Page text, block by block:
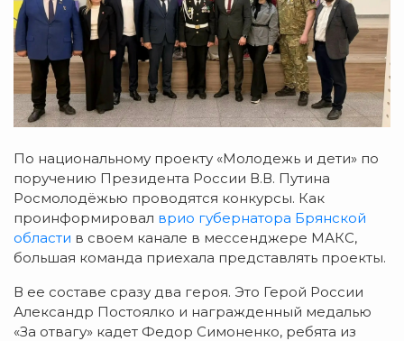
По национальному проекту «Молодежь и дети» по
поручению Президента России В.В. Путина
Росмолодёжью проводятся конкурсы. Как
проинформировал врио губернатора Брянской
области в своем канале в мессенджере МАКС,
большая команда приехала представлять проекты.
В ее составе сразу два героя. Это Герой России
Александр Постоялко и награжденный медалью
«За отвагу» кадет Федор Симоненко, ребята из